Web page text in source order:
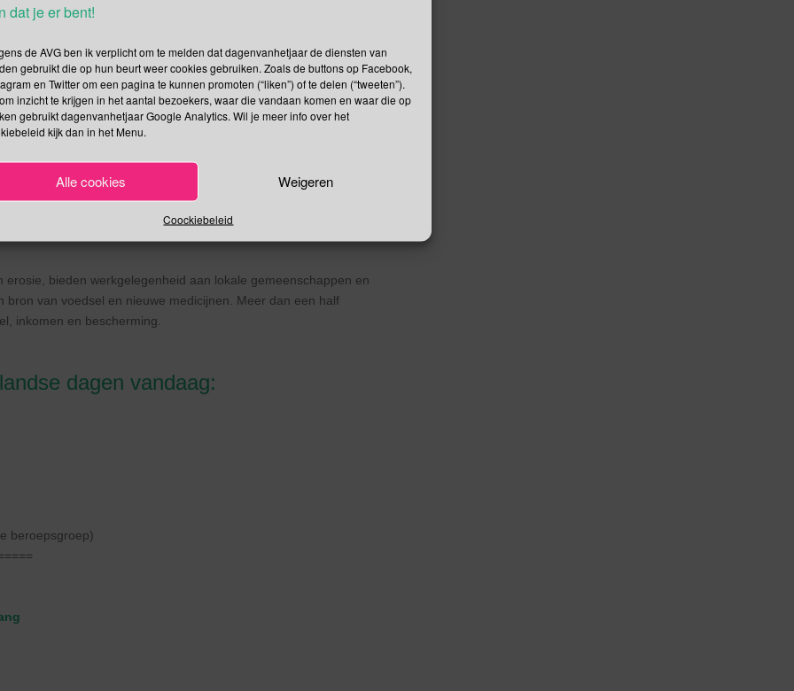
dat je er bent!
de AVG ben ik verplicht om te melden dat dagenvanhetjaar de diensten van
gebruikt die op hun beurt weer cookies gebruiken. Zoals de buttons op Facebook,
en Twitter om een pagina te kunnen promoten (“liken”) of te delen (“tweeten”).
inzicht te krijgen in het aantal bezoekers, waar die vandaan komen en waar die op
gebruikt dagenvanhetjaar Google Analytics. Wil je meer info over het
kijk dan in het Menu.
Alle cookies Weigeren
Coockiebeleid
ter wereld. Koraalpoliepen, de dieren die in de eerste plaats
vele vormen aannemen: grote kolonies die rif bouwen, sierlijk
Er zijn duizenden soorten koralen ontdekt; sommigen leven in
donkere diepten van de oceaan. Vanwege de diversiteit
riffen vaak de
de Koraaldriehoek het onderwaterequivalent van de
van gezonde koraalriffen. Vissen en andere organismen
hun jongen groot in de vele hoeken en gaten die door koralen
bieden werkgelegenheid aan lokale gemeenschappen en
van voedsel en nieuwe medicijnen. Meer dan een half
inkomen en bescherming.
dagen vandaag:
beroepsgroep)